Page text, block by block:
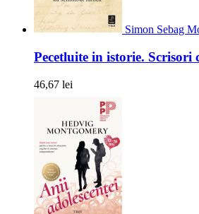
Simon Sebag
Pecetluite in istorie. Scrisori
46,67 lei